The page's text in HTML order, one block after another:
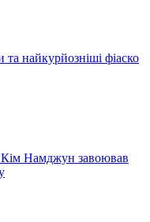
найкурйозніші фіаско
Кім Намджун завоював